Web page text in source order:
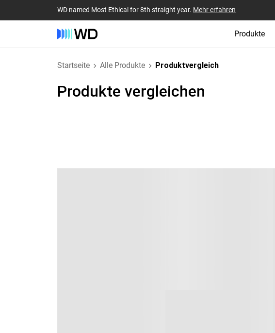
WD named Most Ethical for 8th straight year. Mehr erfahren
Produkte
Startseite Alle Produkte Produktvergleich
Produkte vergleichen